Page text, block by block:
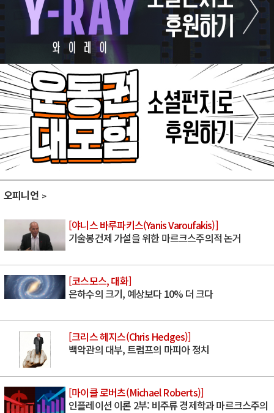
오피니언
[야니스 바루파키스(Yanis Varoufakis)]
기술봉건제 가설을 위한 마르크스주의적 논거
[코스모스, 대화]
은하수의 크기, 예상보다 10% 더 크다
[크리스 헤지스(Chris Hedges)]
백악관의 대부, 트럼프의 마피아 정치
[마이클 로버츠(Michael Roberts)]
인플레이션 이론 2부: 비주류 경제학과 마르크스주의